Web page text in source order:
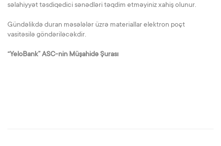
səlahiyyət təsdiqedici sənədləri təqdim etməyiniz xahiş olunur.
Gündəlikdə duran məsələlər üzrə materiallar elektron poçt
vasitəsilə göndəriləcəkdir.
“YeloBank” ASC-nin Müşahidə Şurası